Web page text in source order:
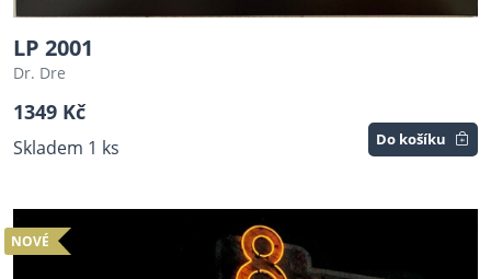
LP 2001
Dr. Dre
1349 Kč
Skladem 1 ks Do košíku
NOVÉ